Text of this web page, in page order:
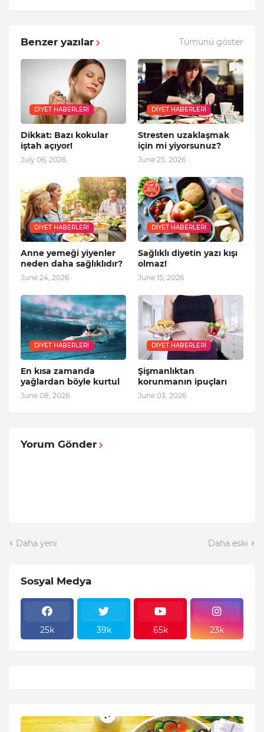
Benzer yazılar Tümünü göster
DIYET HABERLERI
Dikkat: Bazı kokular
iştah açıyor!
July 06, 2026
DIYET HABERLERI
Stresten uzaklaşmak
için mi yiyorsunuz?
June 25, 2026
DIYET HABERLERI
Anne yemeği yiyenler
neden daha sağlıklıdır?
June 24, 2026
DIYET HABERLERI
Sağlıklı diyetin yazı kışı
olmaz!
June 15, 2026
DIYET HABERLERI
En kısa zamanda
yağlardan böyle kurtul
June 08, 2026
DIYET HABERLERI
Şişmanlıktan
korunmanın ipuçları
June 03, 2026
Yorum Gönder
Daha yeni Daha eski
Sosyal Medya
25k 39k 65k 23k